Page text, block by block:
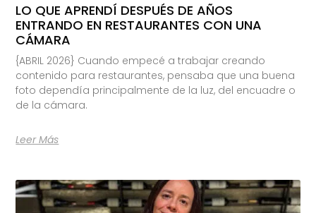
LO QUE APRENDÍ DESPUÉS DE AÑOS
ENTRANDO EN RESTAURANTES CON UNA
CÁMARA
{ABRIL 2026} Cuando empecé a trabajar creando
contenido para restaurantes, pensaba que una buena
foto dependía principalmente de la luz, del encuadre o
de la cámara.
Leer Más